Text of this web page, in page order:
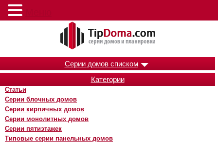
Серии домов списком
Категории
Статьи
Серии блочных домов
Серии кирпичных домов
Серии монолитных домов
Серии пятиэтажек
Типовые серии панельных домов